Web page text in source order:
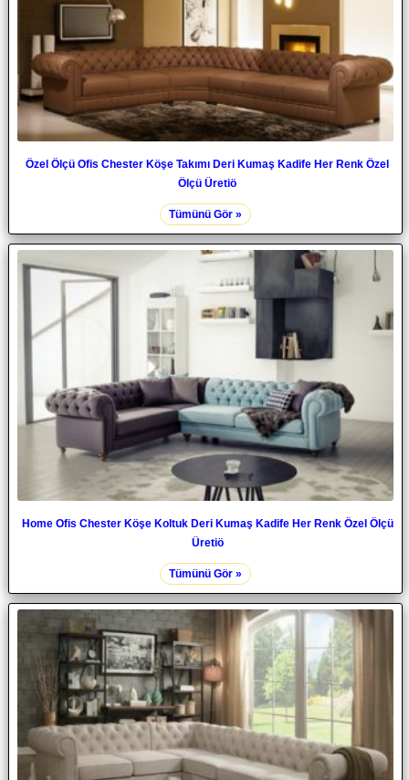
Özel Ölçü Ofis Chester Köşe Takımı Deri Kumaş Kadife Her Renk Özel
Ölçü Üretiö
Tümünü Gör »
Home Ofis Chester Köşe Koltuk Deri Kumaş Kadife Her Renk Özel Ölçü
Üretiö
Tümünü Gör »